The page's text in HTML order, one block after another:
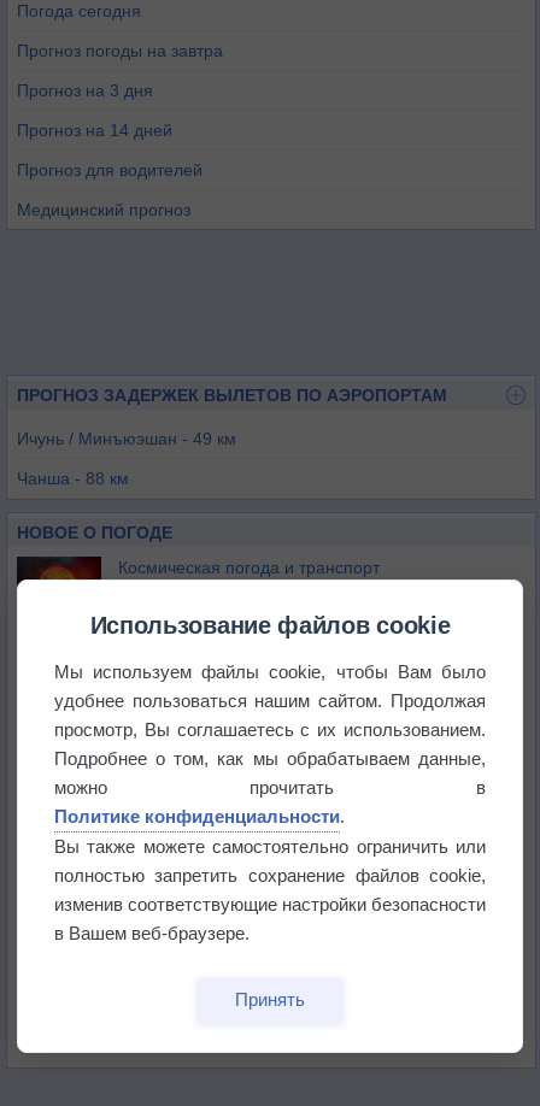
Погода сегодня
Прогноз погоды на завтра
Прогноз на 3 дня
Прогноз на 14 дней
Прогноз для водителей
Медицинский прогноз
ПРОГНОЗ ЗАДЕРЖЕК ВЫЛЕТОВ ПО АЭРОПОРТАМ
Ичунь / Минъюэшан - 49 км
Чанша - 88 км
Цзиань - 123 км
Хэнъян - 158 км
Наньчан - 243 км
НОВОЕ О ПОГОДЕ
Космическая погода и транспорт
Приложение построит маршрут через тень
В Приморье обнаружены морские волны тепла
Изменение климата повлияло на ареал обитания
бабочек
Погода в Екатеринбурге 6 августа
Погода в Краснодаре 6 августа
Использование файлов cookie
Мы используем файлы cookie, чтобы Вам было
удобнее пользоваться нашим сайтом. Продолжая
просмотр, Вы соглашаетесь с их использованием.
Подробнее о том, как мы обрабатываем данные,
можно прочитать в
Политике конфиденциальности.
Вы также можете самостоятельно ограничить или
полностью запретить сохранение файлов cookie,
изменив соответствующие настройки безопасности
в Вашем веб-браузере.
Принять